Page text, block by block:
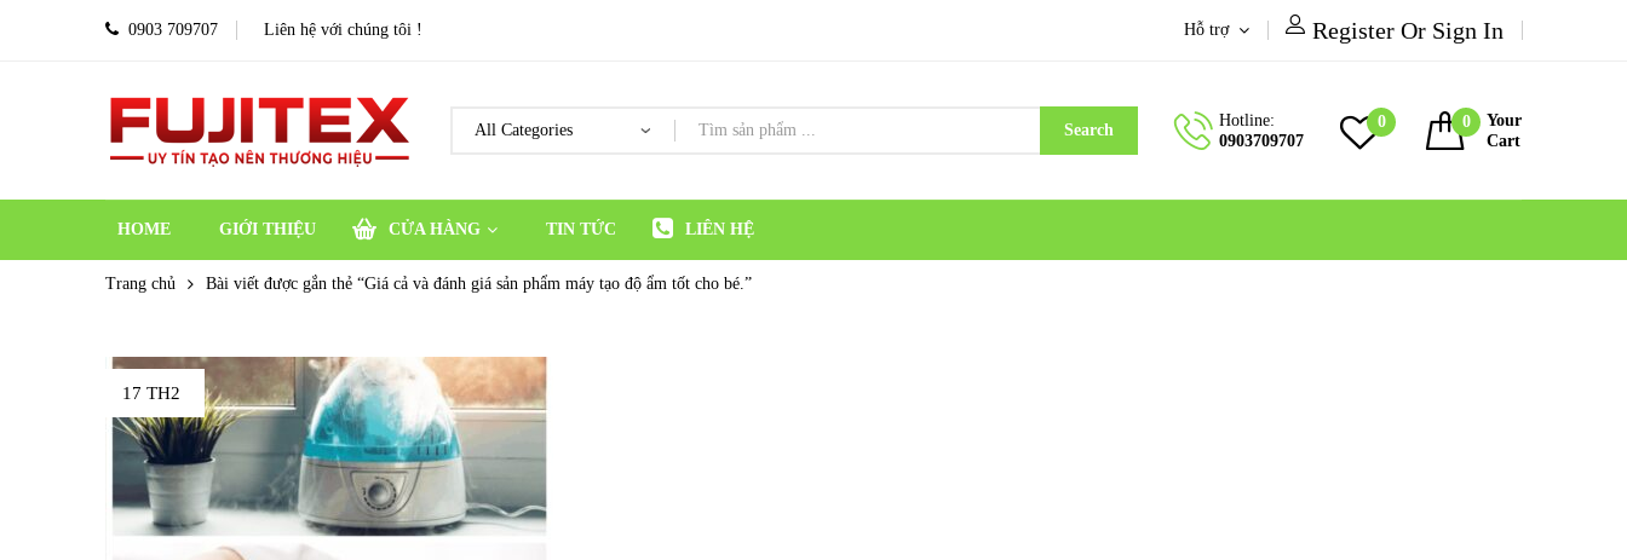
0903 709707 Liên hệ với chúng tôi ! Hỗ trợ Register Or Sign In
Search
Hotline:
0903709707
0 0
Your
Cart
HOME GIỚI THIỆU CỬA HÀNG TIN TỨC LIÊN HỆ
Trang chủ Bài viết được gắn thẻ “Giá cả và đánh giá sản phẩm máy tạo độ ẩm tốt cho bé.”
17 TH2